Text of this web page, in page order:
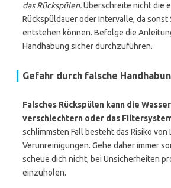
das Rückspülen.Überschreite nicht die
Rückspüldauer oder Intervalle, da sonst
entstehen können. Befolge die
Handhabung sicher durchzuführen.
Gefahr durch falsche
Falsches Rückspülen kann die
verschlechtern oder das
schlimmsten Fall besteht das Risiko von
Verunreinigungen. Gehe daher immer
scheue dich nicht, bei Unsicherheiten
einzuholen.